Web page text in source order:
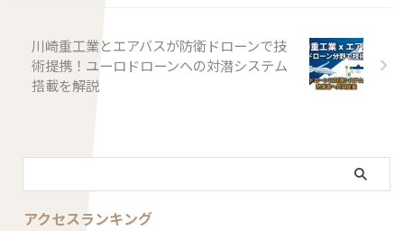
川崎重工業とエアバスが防衛ドローンで技
術提携！ユーロドローンへの対潜システム
搭載を解説
アクセスランキング